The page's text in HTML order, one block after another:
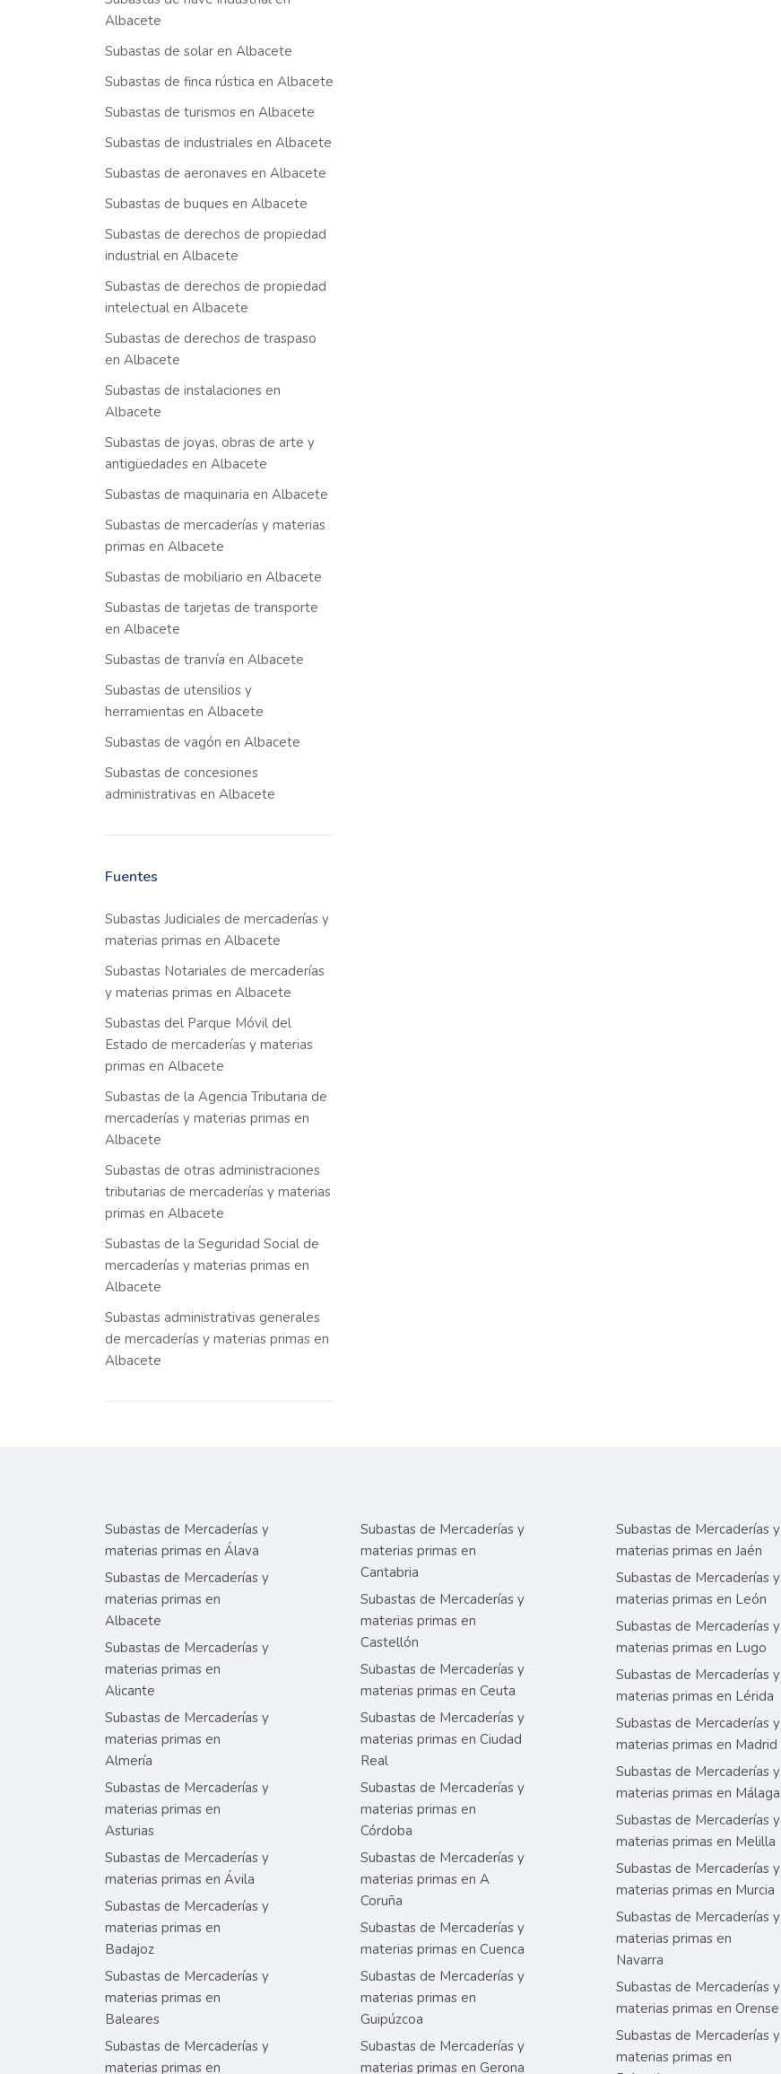
Albacete
Subastas de solar en Albacete
Subastas de finca rústica en Albacete
Subastas de turismos en Albacete
Subastas de industriales en Albacete
Subastas de aeronaves en Albacete
Subastas de buques en Albacete
Subastas de derechos de propiedad
industrial en Albacete
Subastas de derechos de propiedad
intelectual en Albacete
Subastas de derechos de traspaso
en Albacete
Subastas de instalaciones en
Albacete
Subastas de joyas, obras de arte y
antigüedades en Albacete
Subastas de maquinaria en Albacete
Subastas de mercaderías y materias
primas en Albacete
Subastas de mobiliario en Albacete
Subastas de tarjetas de transporte
en Albacete
Subastas de tranvía en Albacete
Subastas de utensilios y
herramientas en Albacete
Subastas de vagón en Albacete
Subastas de concesiones
administrativas en Albacete
Fuentes
Subastas Judiciales de mercaderías y
materias primas en Albacete
Subastas Notariales de mercaderías
y materias primas en Albacete
Subastas del Parque Móvil del
Estado de mercaderías y materias
primas en Albacete
Subastas de la Agencia Tributaria de
mercaderías y materias primas en
Albacete
Subastas de otras administraciones
tributarias de mercaderías y materias
primas en Albacete
Subastas de la Seguridad Social de
mercaderías y materias primas en
Albacete
Subastas administrativas generales
de mercaderías y materias primas en
Albacete
Subastas de Mercaderías y
materias primas en Álava
Subastas de Mercaderías y
materias primas en
Albacete
Subastas de Mercaderías y
materias primas en
Alicante
Subastas de Mercaderías y
materias primas en
Almería
Subastas de Mercaderías y
materias primas en
Asturias
Subastas de Mercaderías y
materias primas en Ávila
Subastas de Mercaderías y
materias primas en
Badajoz
Subastas de Mercaderías y
materias primas en
Baleares
Subastas de Mercaderías y
materias primas en
Subastas de Mercaderías y
materias primas en
Cantabria
Subastas de Mercaderías y
materias primas en
Castellón
Subastas de Mercaderías y
materias primas en Ceuta
Subastas de Mercaderías y
materias primas en Ciudad
Real
Subastas de Mercaderías y
materias primas en
Córdoba
Subastas de Mercaderías y
materias primas en A
Coruña
Subastas de Mercaderías y
materias primas en Cuenca
Subastas de Mercaderías y
materias primas en
Guipúzcoa
Subastas de Mercaderías y
materias primas en Gerona
Subastas de Mercaderías y
materias primas en Jaén
Subastas de Mercaderías y
materias primas en León
Subastas de Mercaderías y
materias primas en Lugo
Subastas de Mercaderías y
materias primas en Lérida
Subastas de Mercaderías y
materias primas en Madrid
Subastas de Mercaderías y
materias primas en Málaga
Subastas de Mercaderías y
materias primas en Melilla
Subastas de Mercaderías y
materias primas en Murcia
Subastas de Mercaderías y
materias primas en
Navarra
Subastas de Mercaderías y
materias primas en Orense
Subastas de Mercaderías y
materias primas en